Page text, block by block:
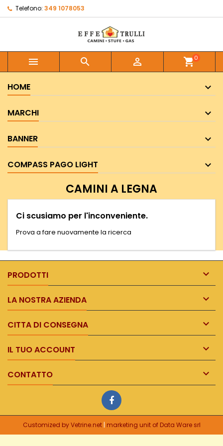
Telefono: 349 1078053
   shopping_cart0
HOME
MARCHI
BANNER
COMPASS PAGO LIGHT
CAMINI A LEGNA
Ci scusiamo per l'inconveniente.
Prova a fare nuovamente la ricerca
PRODOTTI 
LA NOSTRA AZIENDA 
CITTA DI CONSEGNA 
IL TUO ACCOUNT 
CONTATTO 
Customized by Vetrine.net | marketing unit of Data Ware srl